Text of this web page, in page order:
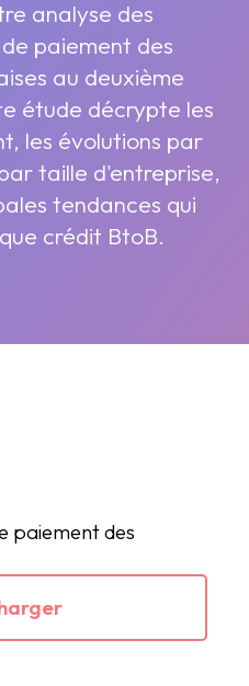
analyse des
paiement des
au deuxième
étude décrypte les
les évolutions par
taille d'entreprise,
tendances qui
crédit BtoB.
paiement des